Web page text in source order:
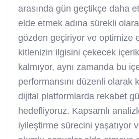
arasında gün geçtikçe daha
elde etmek adına sürekli
gözden geçiriyor ve optimize
kitlenizin ilgisini çekecek
kalmıyor, aynı zamanda bu
performansını düzenli olarak
dijital platformlarda rekabet
hedefliyoruz. Kapsamlı
iyileştirme sürecini yaşatıyor